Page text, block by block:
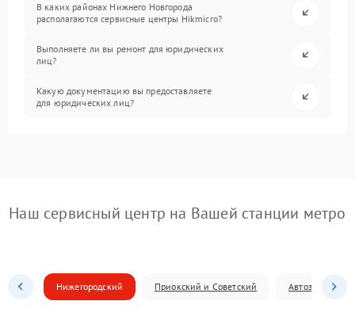
В каких районах Нижнего Новгорода
располагаются сервисные центры Hikmicro?
Выполняете ли вы ремонт для юридических
лиц?
Какую документацию вы предоставляете
для юридических лиц?
Наш сервисный центр на Вашей станции метро
Нижегородский Приокский и Советский Автозаводский